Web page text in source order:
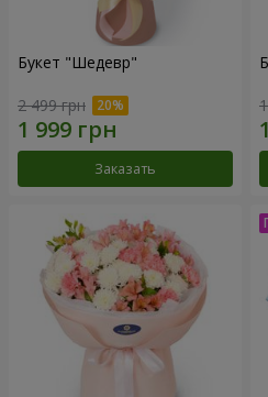
Букет "Шедевр"
2 499 грн
Заказать